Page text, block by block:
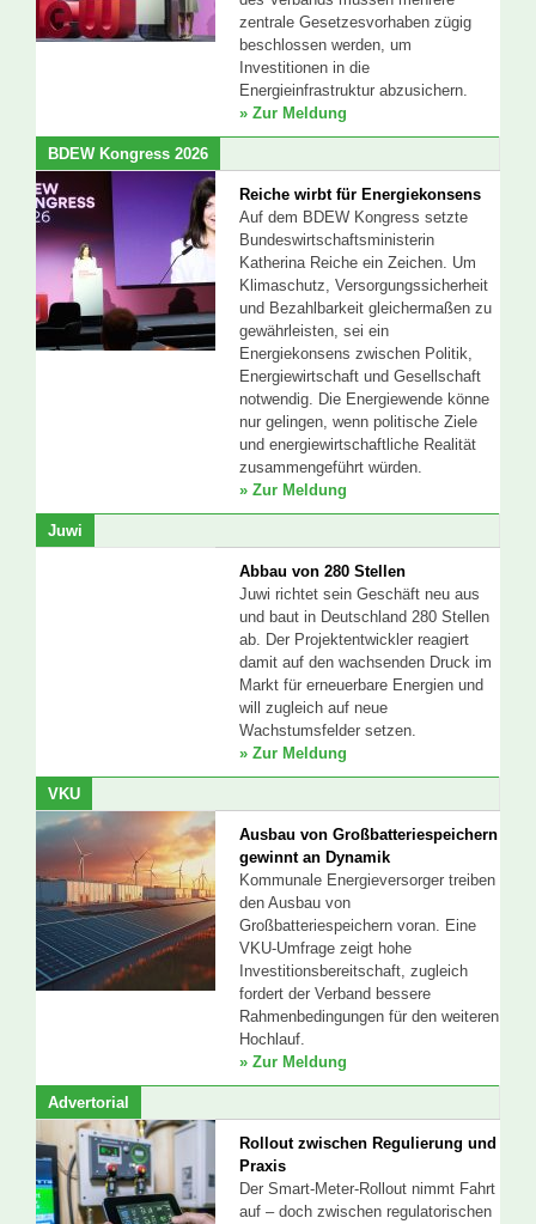
zentrale Gesetzesvorhaben zügig
beschlossen werden, um
Investitionen in die
Energieinfrastruktur abzusichern.
» Zur Meldung
BDEW Kongress 2026
Reiche wirbt für Energiekonsens
Auf dem BDEW Kongress setzte
Bundeswirtschaftsministerin
Katherina Reiche ein Zeichen. Um
Klimaschutz, Versorgungssicherheit
und Bezahlbarkeit gleichermaßen zu
gewährleisten, sei ein
Energiekonsens zwischen Politik,
Energiewirtschaft und Gesellschaft
notwendig. Die Energiewende könne
nur gelingen, wenn politische Ziele
und energiewirtschaftliche Realität
zusammengeführt würden.
» Zur Meldung
Juwi
Abbau von 280 Stellen
Juwi richtet sein Geschäft neu aus
und baut in Deutschland 280 Stellen
ab. Der Projektentwickler reagiert
damit auf den wachsenden Druck im
Markt für erneuerbare Energien und
will zugleich auf neue
Wachstumsfelder setzen.
» Zur Meldung
VKU
Ausbau von Großbatteriespeichern
gewinnt an Dynamik
Kommunale Energieversorger treiben
den Ausbau von
Großbatteriespeichern voran. Eine
VKU-Umfrage zeigt hohe
Investitionsbereitschaft, zugleich
fordert der Verband bessere
Rahmenbedingungen für den weiteren
Hochlauf.
» Zur Meldung
Advertorial
Rollout zwischen Regulierung und
Praxis
Der Smart-Meter-Rollout nimmt Fahrt
auf – doch zwischen regulatorischen